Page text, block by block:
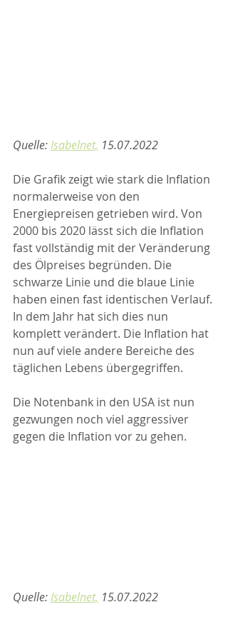
Quelle: Isabelnet, 15.07.2022
Die Grafik zeigt wie stark die Inflation
normalerweise von den
Energiepreisen getrieben wird. Von
2000 bis 2020 lässt sich die Inflation
fast vollständig mit der Veränderung
des Ölpreises begründen. Die
schwarze Linie und die blaue Linie
haben einen fast identischen Verlauf.
In dem Jahr hat sich dies nun
komplett verändert. Die Inflation hat
nun auf viele andere Bereiche des
täglichen Lebens übergegriffen.
Die Notenbank in den USA ist nun
gezwungen noch viel aggressiver
gegen die Inflation vor zu gehen.
Quelle: Isabelnet, 15.07.2022